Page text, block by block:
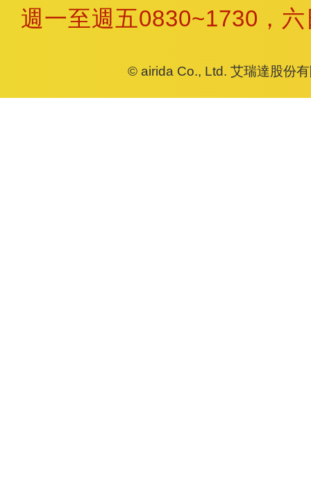
週一至週五0830~1730，
© airida Co., Ltd. 艾瑞達股份